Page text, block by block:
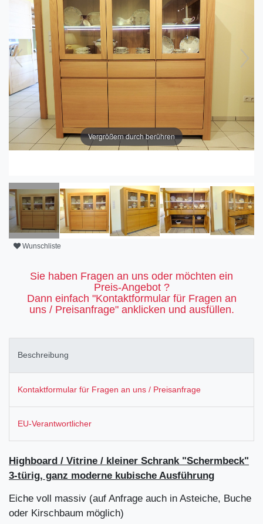
Vergrößern durch berühren
Wunschliste
Sie haben Fragen an uns oder möchten ein
Preis-Angebot ?
Dann einfach "Kontaktformular für Fragen an
uns / Preisanfrage" anklicken und ausfüllen.
Beschreibung
Kontaktformular für Fragen an uns / Preisanfrage
EU-Verantwortlicher
Highboard / Vitrine / kleiner Schrank "Schermbeck"
3-türig, ganz moderne kubische Ausführung
Eiche voll massiv (auf Anfrage auch in Asteiche, Buche
oder Kirschbaum möglich)